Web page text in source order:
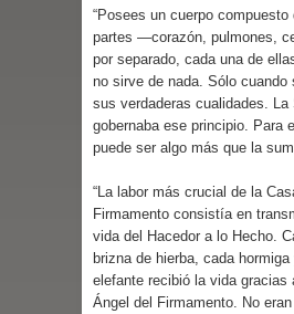
“Posees un cuerpo compuesto
partes —corazón, pulmones,
por separado, cada una de
no sirve de nada. Sólo cuando
sus verdaderas cualidades. La
gobernaba ese principio. Para
puede ser algo más que la
“La labor más crucial de la
Firmamento consistía en
vida del Hacedor a lo Hecho.
brizna de hierba, cada
elefante recibió la vida gracias
Ángel del Firmamento. No